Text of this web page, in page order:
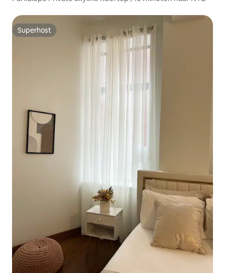
Superhost
Superhost